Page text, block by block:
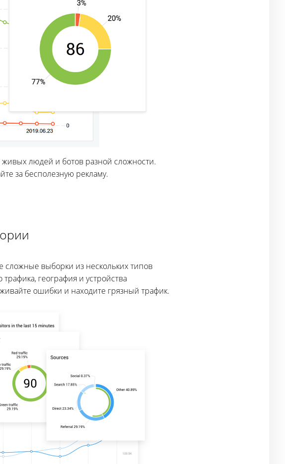
живых людей и ботов разной сложности.
за бесполезную рекламу.
сложные выборки из нескольких типов
география и устройства
ошибки и находите грязный трафик.